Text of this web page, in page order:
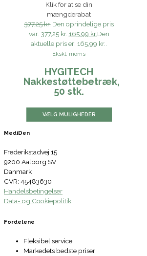
Klik for at se din
mængderabat
377,25 kr. Den oprindelige pris
var: 377,25 kr.. 165,99 kr.Den
aktuelle pris er: 165,99 kr..
Ekskl. moms
HYGITECH
Nakkestøttebetræk,
50 stk.
VÆLG MULIGHEDER
MediDen
Frederikstadvej 15
9200 Aalborg SV
Danmark
CVR: 45483630
Handelsbetingelser
Data- og Cookiepolitik
Fordelene
Fleksibel service
Markedets bedste priser